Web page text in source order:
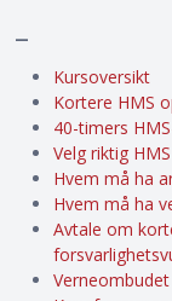
–
Kursoversikt
Kortere HMS
40-timers
Velg riktig
Hvem må ha
Hvem må ha
Avtale om